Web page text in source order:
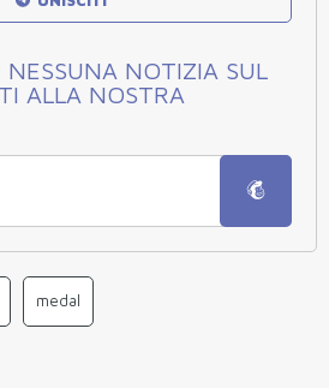
NESSUNA NOTIZIA SUL
ALLA NOSTRA
medal